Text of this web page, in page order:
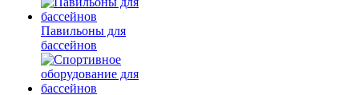
Павильоны для
бассейнов